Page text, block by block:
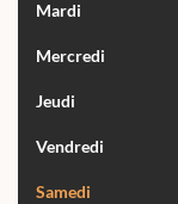
Mardi
Mercredi
Jeudi
Vendredi
Samedi